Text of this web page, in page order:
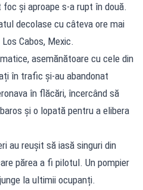
și aproape s‑a rupt în două.
decolase cu câteva ore mai
Cabos, Mexic.
asemănătoare cu cele din
în trafic și‑au abandonat
în flăcări, încercând să
și o lopată pentru a elibera
au reușit să iasă singuri din
părea a fi pilotul. Un pompier
la ultimii ocupanți.